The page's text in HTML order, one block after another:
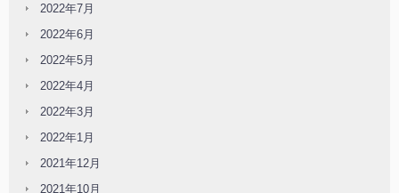
2022年7月
2022年6月
2022年5月
2022年4月
2022年3月
2022年1月
2021年12月
2021年10月